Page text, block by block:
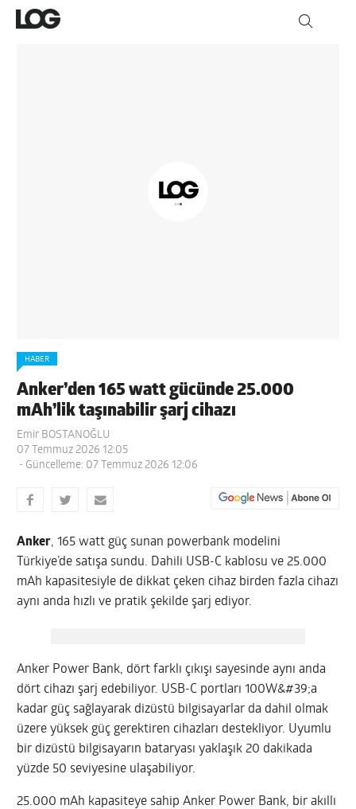
HABER
Anker’den 165 watt gücünde 25.000
mAh’lik taşınabilir şarj cihazı
Emir BOSTANOĞLU
07 Temmuz 2026 12:05
- Güncelleme: 07 Temmuz 2026 12:06
Anker, 165 watt güç sunan powerbank modelini
Türkiye’de satışa sundu. Dahili USB-C kablosu ve 25.000
mAh kapasitesiyle de dikkat çeken cihaz birden fazla cihazı
aynı anda hızlı ve pratik şekilde şarj ediyor.
Anker Power Bank, dört farklı çıkışı sayesinde aynı anda
dört cihazı şarj edebiliyor. USB-C portları 100W&#39;a
kadar güç sağlayarak dizüstü bilgisayarlar da dahil olmak
üzere yüksek güç gerektiren cihazları destekliyor. Uyumlu
bir dizüstü bilgisayarın bataryası yaklaşık 20 dakikada
yüzde 50 seviyesine ulaşabiliyor.
25.000 mAh kapasiteye sahip Anker Power Bank, bir akıllı